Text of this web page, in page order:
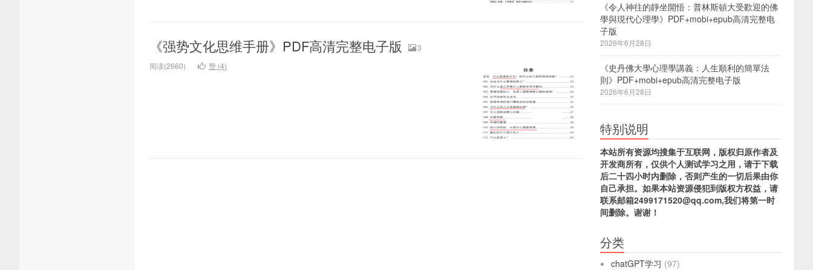
《强势文化思维手册》PDF高清完整电子版
3
阅读(2660)
赞 (4)
《令人神往的靜坐開悟：普林斯頓大受歡迎的佛
學與現代心理學》PDF+mobi+epub高清完整电
子版
2026年6月28日
《史丹佛大學心理學講義：人生順利的簡單法
則》PDF+mobi+epub高清完整电子版
2026年6月28日
特别说明
本站所有资源均搜集于互联网，版权归原作者及
开发商所有，仅供个人测试学习之用，请于下载
后二十四小时内删除，否则产生的一切后果由你
自己承担。如果本站资源侵犯到版权方权益，请
联系邮箱2499171520@qq.com,我们将第一时
间删除。谢谢！
分类
chatGPT学习 (97)